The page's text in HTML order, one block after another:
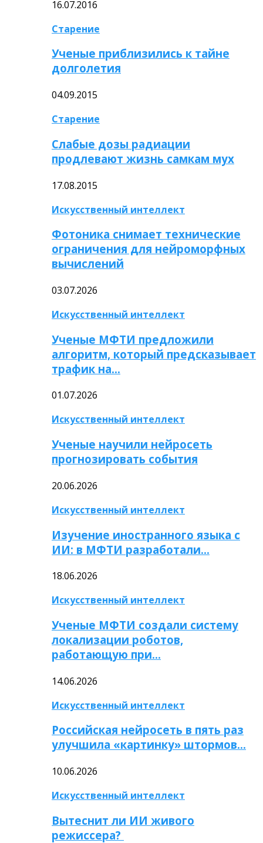
16.07.2016
Старение
Ученые приблизились к тайне
долголетия
04.09.2015
Старение
Слабые дозы радиации
продлевают жизнь самкам мух
17.08.2015
Искусственный интеллект
Фотоника снимает технические
ограничения для нейроморфных
вычислений
03.07.2026
Искусственный интеллект
Ученые МФТИ предложили
алгоритм, который предсказывает
трафик на…
01.07.2026
Искусственный интеллект
Ученые научили нейросеть
прогнозировать события
20.06.2026
Искусственный интеллект
Изучение иностранного языка с
ИИ: в МФТИ разработали…
18.06.2026
Искусственный интеллект
Ученые МФТИ создали систему
локализации роботов,
работающую при…
14.06.2026
Искусственный интеллект
Российская нейросеть в пять раз
улучшила «картинку» штормов…
10.06.2026
Искусственный интеллект
Вытеснит ли ИИ живого
режиссера?